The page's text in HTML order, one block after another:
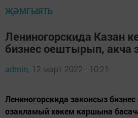
ҖӘМГЫЯТЬ
Лениногорскида Казан
бизнес оештырып, акча
admin, 12 март 2022 - 10:21
Лениногорскида законсыз
озакламый хөкем каршына